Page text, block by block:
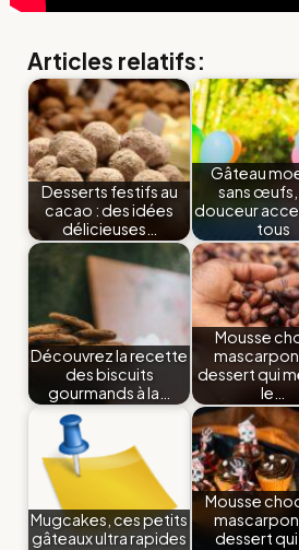
Articles relatifs:
Desserts festifs au
cacao : des idées
délicieuses…
Gâteau
sans œufs,
douceur
tous
Découvrez la recette
des biscuits
gourmands à la…
Mousse
dessert qui
le…
Mugcakes, ces petits
gâteaux ultra rapides
Mousse
dessert